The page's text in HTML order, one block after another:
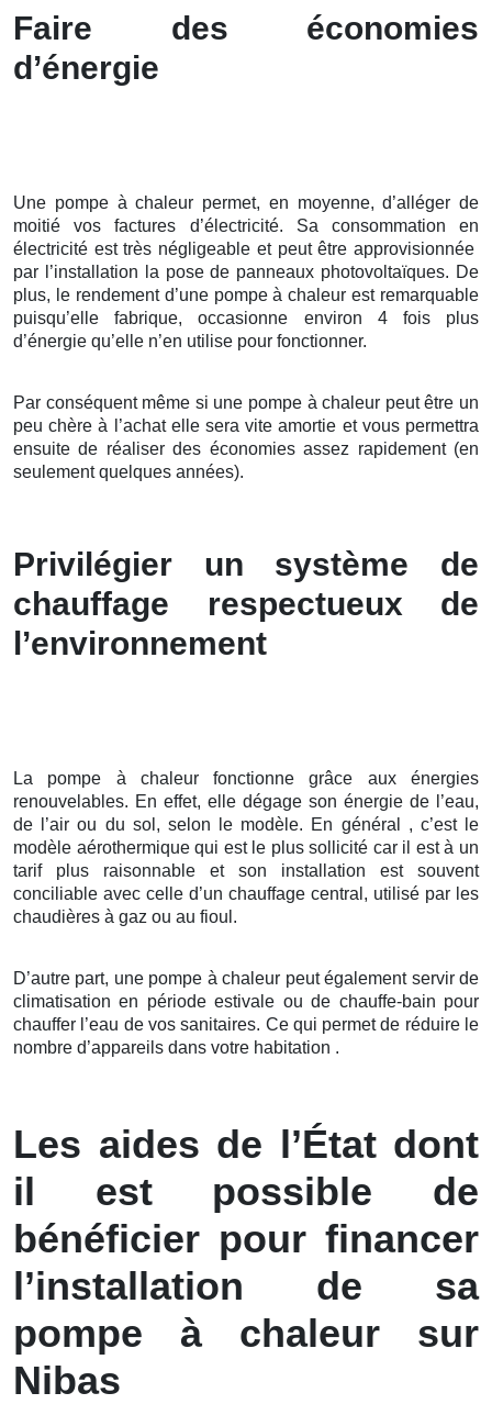
Faire des économies
d’énergie
Une pompe à chaleur permet, en moyenne, d’alléger de
moitié vos factures d’électricité. Sa consommation en
électricité est très négligeable et peut être approvisionnée
par l’installation la pose de panneaux photovoltaïques. De
plus, le rendement d’une pompe à chaleur est remarquable
puisqu’elle fabrique, occasionne environ 4 fois plus
d’énergie qu’elle n’en utilise pour fonctionner.
Par conséquent même si une pompe à chaleur peut être un
peu chère à l’achat elle sera vite amortie et vous permettra
ensuite de réaliser des économies assez rapidement (en
seulement quelques années).
Privilégier un système de
chauffage respectueux de
l’environnement
La pompe à chaleur fonctionne grâce aux énergies
renouvelables. En effet, elle dégage son énergie de l’eau,
de l’air ou du sol, selon le modèle. En général , c’est le
modèle aérothermique qui est le plus sollicité car il est à un
tarif plus raisonnable et son installation est souvent
conciliable avec celle d’un chauffage central, utilisé par les
chaudières à gaz ou au fioul.
D’autre part, une pompe à chaleur peut également servir de
climatisation en période estivale ou de chauffe-bain pour
chauffer l’eau de vos sanitaires. Ce qui permet de réduire le
nombre d’appareils dans votre habitation .
Les aides de l’État dont
il est possible de
bénéficier pour financer
l’installation de sa
pompe à chaleur sur
Nibas